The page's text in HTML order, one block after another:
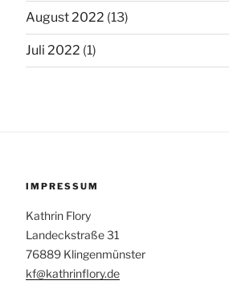
August 2022 (13)
Juli 2022 (1)
IMPRESSUM
Kathrin Flory
Landeckstraße 31
76889 Klingenmünster
kf@kathrinflory.de